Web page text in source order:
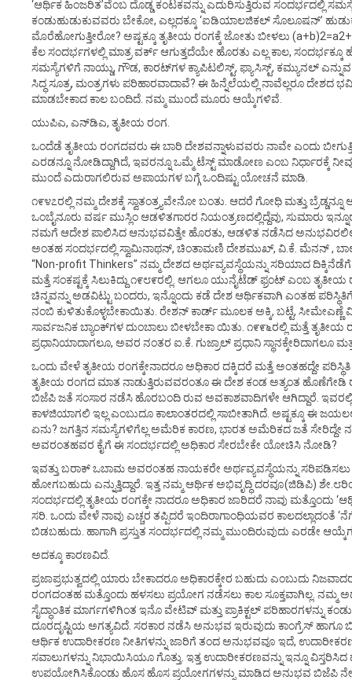
‘ಆರ್ಥಿಕ ಹಿಂಜರಿತ’ವೆಂಬ ದೊಡ್ಡ ಕಂಟಕವನ್ನು ಎದುರಿಸುತ್ತಿರುವ ಸಂದರ್ಭದಲ್ಲಿ
ಕಂಡುಹುಡುಕುವವರು ಬೇಕೋ, ಎಲ್ಲದಕ್ಕೂ ‘ಐಡಿಯಾಲಜಿಕಲ್ ಸೊಲೂಷನ್’
ಮೊರೆಹೋಗುತ್ತೀರೋ? ಅಷ್ಟಕ್ಕೂ ತೃತೀಯ ರಂಗಕ್ಕೆ ಜೋತು ಬೀಳಲು
ಕೆಲ ಸಂದರ್ಭಗಳಲ್ಲಿ ಮಾತ್ರ ವರ್ಕ್ ಆಗುತ್ತದೆಯೇ ಹೊರತು ಎಲ್ಲ ಕಾಲ, ಸಂದರ್ಭಕ್ಕೂ
ಸಮಸ್ಯೆಗಳಿಗೆ ನಾಯ್ಡು, ಗೌಡ, ಕಾರಟ್‌ಗಳ ಕ್ಯಾಪಿಟಲಿಸ್ಟ್, ಫ್ಯಾಸಿಸ್ಟ್, ಕಮ್ಯುನಲ್ ಎನ್ನುವ
ಸಿದ್ಧ ಸೂತ್ರ, ಮಂತ್ರಗಳು ಪರಿಹಾರವಾದಾವೆ? ಈ ಹಿನ್ನೆಲೆಯಲ್ಲಿ ನಾವೆಲ್ಲರೂ ದೇಶದ
ಮಾಡಬೇಕಾದ ಕಾಲ ಬಂದಿದೆ. ನಮ್ಮ ಮುಂದೆ ಮೂರು ಆಯ್ಕೆಗಳಿವೆ.
ಯುಪಿಎ, ಎನ್‌ಡಿಎ, ತೃತೀಯ ರಂಗ.
ಒಂದೆಡೆ ತೃತೀಯ ರಂಗದವರು ಈ ಬಾರಿ ದೇಶವನ್ನಾಳುವವರು ನಾವೇ ಎಂದು
ಎರಡನ್ನೂ ನೋಡಿದ್ದಾಗಿದೆ, ಇವರನ್ನೂ ಒಮ್ಮೆ ಟೆಸ್ಟ್ ಮಾಡೋಣ ಎಂಬ ನಿರ್ಧಾರಕ್ಕೆ
ಮುಂದೆ ಎದುರಾಗಲಿರುವ ಅಪಾಯಗಳ ಬಗ್ಗೆ ಒಂದಿಷ್ಟು ಯೋಚನೆ ಮಾಡಿ.
೧೯೪೭ರಲ್ಲಿ ನಮ್ಮ ದೇಶಕ್ಕೆ ಸ್ವಾತಂತ್ರ್ಯವೇನೋ ಬಂತು. ಆದರೆ ಗೋಧಿ ಮತ್ತು
ಒಂಬೈನೂರು ವರ್ಷ ಮುಸ್ಲಿಂ ಆಡಳಿತಗಾರರ ನಿಯಂತ್ರಣದಲ್ಲಿದ್ದೆವು, ಸುಮಾರು
ನಮಗೆ ಆದೇಶ ಪಾಲಿಸಿದ ಆನುಭವವಿತ್ತೇ ಹೊರತು, ಆಡಳಿತ ನಡೆಸಿದ ಅನುಭವಿರಲಿಲ್ಲ.
ಅಂತಹ ಸಂದರ್ಭದಲ್ಲಿ ಸ್ವಾಮಿನಾಥನ್, ಚಿಂತಾಮಣಿ ದೇಶಮುಖ್, ವಿ.ಕೆ. ಮೆನನ್ ,
“Non-profit Thinkers” ನಮ್ಮ ದೇಶದ ಅರ್ಥವ್ಯವಸ್ಥೆಯನ್ನು ಸರಿಯಾದ
ಮತ್ತೆ ಸಂಕಷ್ಟಕ್ಕೆ ಸಿಲುಕಿದ್ದು ೧೯೮೯ರಲ್ಲಿ. ಆಗಲೂ ಯುನೈಟೆಡ್ ಫ್ರಂಟ್ ಎಂಬ ತೃತೀಯ
ಚಿನ್ನವನ್ನು ಅಡವಿಟ್ಟು ಬಂದರು, ಇನ್ನೊಂದು ಕಡೆ ದೇಶ ಆರ್ಥಿಕವಾಗಿ ಎಂತಹ
ನಂಬಿ ಕುಳಿತುಕೊಳ್ಳಬೇಕಾಯಿತು. ರೇಶನ್ ಕಾರ್ಡ್ ಮೂಲಕ ಅಕ್ಕಿ, ಬಟ್ಟೆ, ಸೀಮೇಎಣ್ಣೆ
ಸಾರ್ವಜನಿಕ ಬ್ಯಾಂಕ್‌ಗಳ ದುಂಬಾಲು ಬೀಳಬೇಕಾ ಯಿತು. ೧೯೯೬ರಲ್ಲಿ ಮತ್ತೆ
ಪ್ರಧಾನಿಯಾದಾಗಲೂ, ಅವರ ನಂತರ ಐ.ಕೆ. ಗುಜ್ರಾಲ್ ಪ್ರಧಾನಿ ಸ್ಥಾನಕ್ಕೇರಿದಾಗಲೂ
ಒಂದು ವೇಳೆ ತೃತೀಯ ರಂಗಕ್ಕೇನಾದರೂ ಅಧಿಕಾರ ದಕ್ಕಿದರೆ ಮತ್ತೆ ಅಂತಹದ್ದೇ
ತೃತೀಯ ರಂಗದ ಮಾತ ನಾಡುತ್ತಿರುವವರಂತೂ ಈ ದೇಶ ಕಂಡ ಅತ್ಯಂತ ಹೊಣೆಗೇಡಿ
ಬಿಜೆಪಿ ಜತೆ ಸಂಸಾರ ನಡೆಸಿ ಹೊರಬಂದಿ ರುವ ಅವಕಾಶವಾದಿಗಳೇ ಆಗಿದ್ದಾರೆ. ಇವರಲ್ಲಿ
ಕಾಳಜಿಯಾಗಲಿ ಇಲ್ಲ ಎಂಬುದೂ ಕಾಲಾಂತರದಲ್ಲಿ ಸಾಬೀತಾಗಿದೆ. ಅಷ್ಟಕ್ಕೂ ಈ
ಏನು? ಜಗತ್ತಿನ ಸಮಸ್ಯೆಗಳಿಗೆಲ್ಲ ಅಮೆರಿಕ ಕಾರಣ, ಭಾರತ ಅಮೆರಿಕದ ಜತೆ ಸೇರಿದ್ದೇ
ಅವರಂತಹವರ ಕೈಗೆ ಈ ಸಂದರ್ಭದಲ್ಲಿ ಅಧಿಕಾರ ಸೇರಬೇಕೇ ಯೋಚಿಸಿ ನೋಡಿ?
ಇವತ್ತು ಬರಾಕ್ ಒಬಾಮ ಅವರಂತಹ ನಾಯಕರೇ ಅರ್ಥವ್ಯವಸ್ಥೆಯನ್ನು
ಹೋಗಬಹುದು ಎನ್ನುತ್ತಿದ್ದಾರೆ. ಇತ್ತ ನಮ್ಮ ಆರ್ಥಿಕ ಅಭಿವೃದ್ಧಿ ದರವೂ(ಜಿಡಿಪಿ)
ಸಂದರ್ಭದಲ್ಲಿ ತೃತೀಯ ರಂಗಕ್ಕೇ ನಾದರೂ ಅಧಿಕಾರ ಜಾರಿದರೆ ನಾವು ಮತ್ತೊಂದು
ಸರಿ. ಒಂದು ವೇಳೆ ನಾವು ಎಚ್ಚರ ತಪ್ಪಿದರೆ ಇಂದಿರಾಗಾಂಧಿಯವರ
ಬಿಡಬಹುದು. ಹಾಗಾಗಿ ಪ್ರಸ್ತುತ ಸಂದರ್ಭದಲ್ಲಿ ನಮ್ಮ ಮುಂದಿರುವುದು ಎರಡೇ
ಅದಕ್ಕೂ ಕಾರಣವಿದೆ.
ಪ್ರಜಾಪ್ರಭುತ್ವದಲ್ಲಿ ಯಾರು ಬೇಕಾದರೂ ಅಧಿಕಾರಕ್ಕೇರ ಬಹುದು ಎಂಬುದು
ರಂಗದಂತಹ ಮತ್ತೊಂದು ಹಳಸಲು ಪ್ರಯೋಗ ನಡೆಸಲು ಕಾಲ ಸೂಕ್ತವಾಗಿಲ್ಲ. ನಮ್ಮ
ಸೈದ್ಧಾಂತಿಕ ಮಾರ್ಗಗಳಿಗಿಂತ ಇನೊ ವೇಟಿವ್ ಮತ್ತು ಪ್ರಾಕಿಕ್ಟಲ್ ಪರಿಹಾರಗಳನ್ನು
ದೂರದೃಷ್ಟಿಯ ಅಗತ್ಯವಿದೆ. ಸರಕಾರ ನಡೆಸಿ ಅನುಭವ ಇರುವುದು ಕಾಂಗ್ರೆಸ್ ಹಾಗೂ
ಆರ್ಥಿಕ ಉದಾರೀಕರಣ ನೀತಿಗಳನ್ನು ಜಾರಿಗೆ ತಂದ ಅನುಭವವೂ ಇದೆ,
ಸವಾಲುಗಳನ್ನು ನಿಭಾಯಿಸಿಯೂ ಗೊತ್ತು. ಇತ್ತ ಉದಾರೀಕರಣವನ್ನು ಇನ್ನೂ
ಉಪಯೋಗಿಸಿಕೊಂಡು ಹೊಸ ಹೊಸ ಪ್ರಯೋಗಗಳನ್ನು ಮಾಡಿದ ಅನುಭವ ಬಿಜೆಪಿ